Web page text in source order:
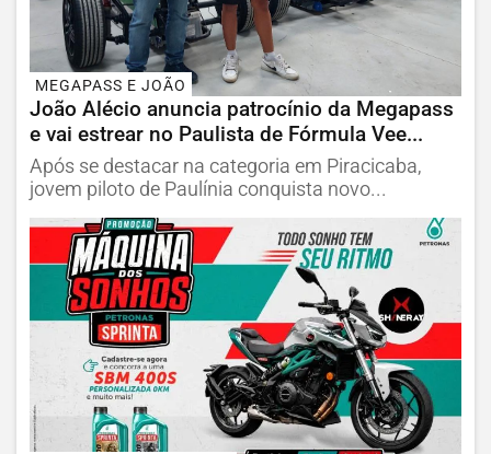
MEGAPASS E JOÃO
João Alécio anuncia patrocínio da Megapass
e vai estrear no Paulista de Fórmula Vee...
Após se destacar na categoria em Piracicaba,
jovem piloto de Paulínia conquista novo...